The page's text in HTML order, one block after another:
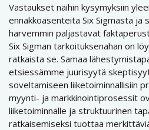
Vastaukset näihin kysymyksiin
ennakkoasenteita Six Sigmasta
harvemmin paljastavat
Six Sigman tarkoituksenahan on
ratkaista se. Samaa
etsiessämme juurisyytä
soveltamiseen liiketoiminnallisiin
myynti- ja markkinointiprosessit
liiketoiminnalle ja struktuurinen
ratkaisemiseksi tuottaa